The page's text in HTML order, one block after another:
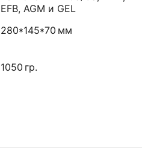
EFB, AGM и GEL
280*145*70 мм
1050 гр.